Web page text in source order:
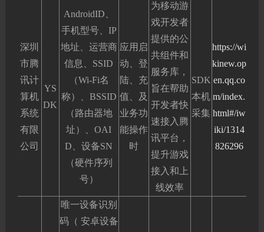
深圳
市腾
讯计
算机
系统
有限
公司
YS
DK
AndroidID、
手机型号、IP
地址、运营商
信息、SSID
（Wi-Fi名
称）、BSSID
（路由器地
址）、OAI
D、设备SN
（硬件序列
号）
应用启
动、登
陆、充
值、及
业务功
能操作
时
为移动游
戏开发者
提供的公
共组件和
服务库，
旨在帮助
开发者快
速接入腾
讯平台，
提升游戏
接入和上
线效率
SDK
本机
采集
https://wi
kinew.op
en.qq.co
m/index.
html#/iw
iki/1314
826296
唯一设备识别
码（ 安卓设备